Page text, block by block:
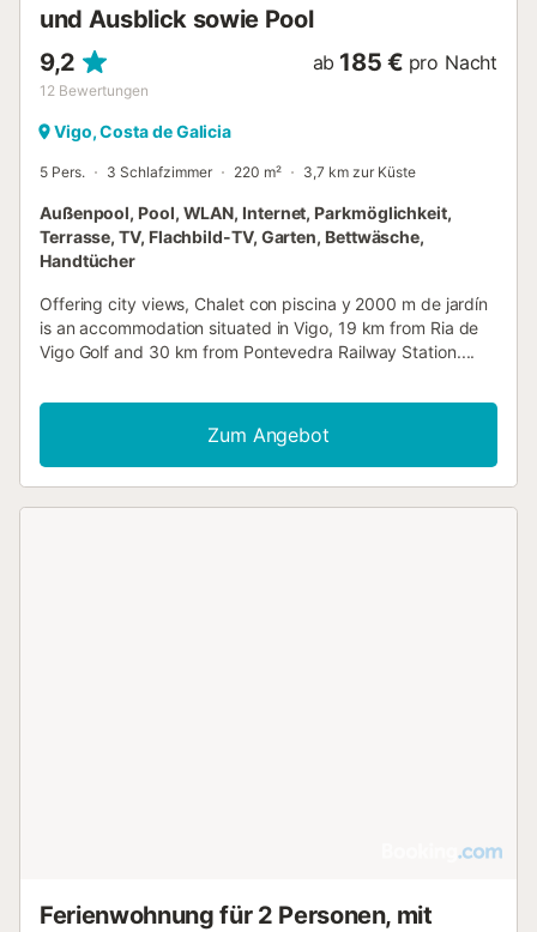
und Ausblick sowie Pool
9,2
12 Bewertungen
ab 185 € pro Nacht
Vigo, Costa de Galicia
5 Pers. 3 Schlafzimmer 220 m² 3,7 km zur Küste
Außenpool, Pool, WLAN, Internet, Parkmöglichkeit,
Terrasse, TV, Flachbild-TV, Garten, Bettwäsche,
Handtücher
Offering city views, Chalet con piscina y 2000 m de jardín
is an accommodation situated in Vigo, 19 km from Ria de
Vigo Golf and 30 km from Pontevedra Railway Station....
Zum Angebot
Ferienwohnung für 2 Personen, mit